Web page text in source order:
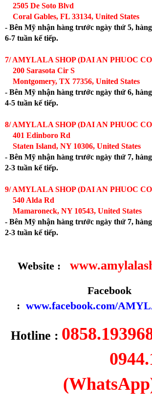
2505 De Soto Blvd
Coral Gables, FL 33134, United States
- Bên Mỹ nhận hàng trước ngày thứ 5,
6-7 tuần kế tiếp.
7/ AMYLALA SHOP (DAI AN PHUOC
200 Sarasota Cir S
Montgomery, TX 77356, United States
- Bên Mỹ nhận hàng trước ngày thứ 6,
4-5 tuần kế tiếp.
8/ AMYLALA SHOP (DAI AN PHUOC
401 Edinboro Rd
Staten Island, NY 10306, United States
- Bên Mỹ nhận hàng trước ngày thứ 7,
2-3 tuần kế tiếp.
9/ AMYLALA SHOP (DAI AN PHUOC
540 Alda Rd
Mamaroneck, NY 10543, United States
- Bên Mỹ nhận hàng trước ngày thứ 7,
2-3 tuần kế tiếp.
Website :
Facebook
: www.facebook.com/
Hotline :